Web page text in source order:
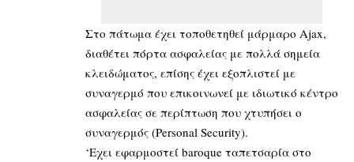
Στο πάτωμα έχει τοποθετηθεί μάρμαρο Ajax,
διαθέτει πόρτα ασφαλείας με πολλά σημεία
κλειδώματος, επίσης έχει εξοπλιστεί με
συναγερμό που επικοινωνεί με ιδιωτικό κέντρο
ασφαλείας σε περίπτωση που χτυπήσει ο
συναγερμός (Personal Security).
‘Εχει εφαρμοστεί baroque ταπετσαρία στο